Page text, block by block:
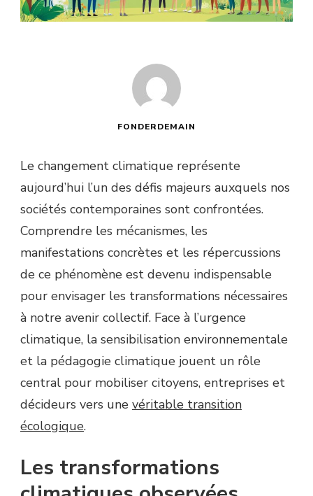
FONDERDEMAIN
Le changement climatique représente
aujourd’hui l’un des défis majeurs auxquels nos
sociétés contemporaines sont confrontées.
Comprendre les mécanismes, les
manifestations concrètes et les répercussions
de ce phénomène est devenu indispensable
pour envisager les transformations nécessaires
à notre avenir collectif. Face à l’urgence
climatique, la sensibilisation environnementale
et la pédagogie climatique jouent un rôle
central pour mobiliser citoyens, entreprises et
décideurs vers une véritable transition
écologique.
Les transformations